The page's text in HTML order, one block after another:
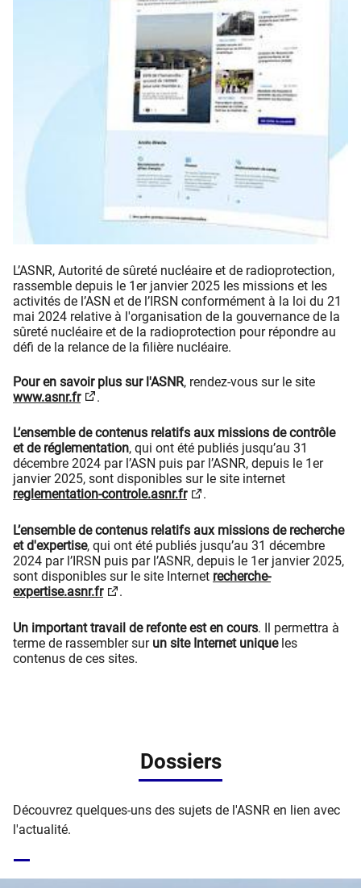
L’ASNR, Autorité de sûreté nucléaire et de radioprotection,
rassemble depuis le 1er janvier 2025 les missions et les
activités de l’ASN et de l’IRSN conformément à la loi du 21
mai 2024 relative à l'organisation de la gouvernance de la
sûreté nucléaire et de la radioprotection pour répondre au
défi de la relance de la filière nucléaire.
Pour en savoir plus sur l'ASNR, rendez-vous sur le site
www.asnr.fr
.
L’ensemble de contenus relatifs aux missions de contrôle
et de réglementation, qui ont été publiés jusqu’au 31
décembre 2024 par l’ASN puis par l’ASNR, depuis le 1er
janvier 2025, sont disponibles sur le site internet
reglementation-controle.asnr.fr
.
L’ensemble de contenus relatifs aux missions de recherche
et d'expertise, qui ont été publiés jusqu’au 31 décembre
2024 par l’IRSN puis par l’ASNR, depuis le 1er janvier 2025,
sont disponibles sur le site Internet recherche-
expertise.asnr.fr
.
Un important travail de refonte est en cours. Il permettra à
terme de rassembler sur un site Internet uniqueles
contenus de ces sites.
Dossiers
Découvrez quelques-uns des sujets de l'ASNR en lien avec
l'actualité.